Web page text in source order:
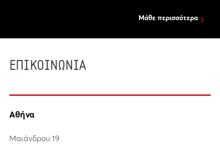
Μάθε περισσότερα
ΕΠΙΚΟΙΝΩΝΙΑ
Αθήνα
Μαιάνδρου 19